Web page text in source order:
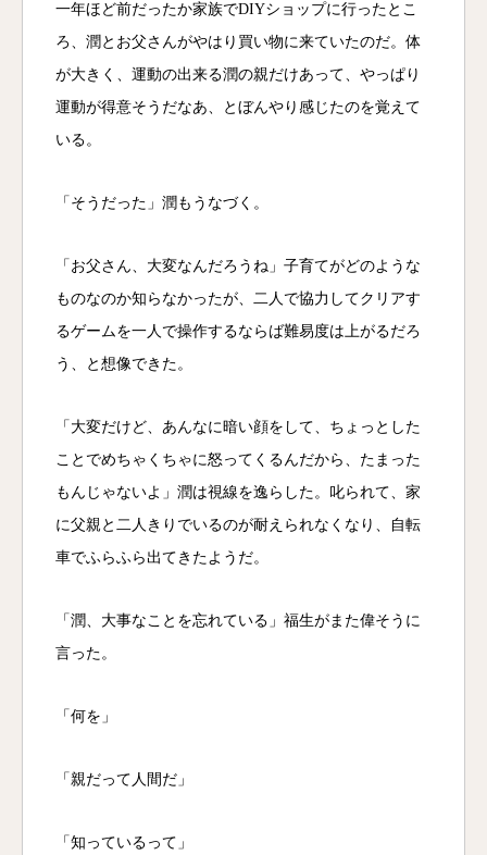
一年ほど前だったか家族でDIYショップに行ったとこ
ろ、潤とお父さんがやはり買い物に来ていたのだ。体
が大きく、運動の出来る潤の親だけあって、やっぱり
運動が得意そうだなあ、とぼんやり感じたのを覚えて
いる。
「そうだった」潤もうなづく。
「お父さん、大変なんだろうね」子育てがどのような
ものなのか知らなかったが、二人で協力してクリアす
るゲームを一人で操作するならば難易度は上がるだろ
う、と想像できた。
「大変だけど、あんなに暗い顔をして、ちょっとした
ことでめちゃくちゃに怒ってくるんだから、たまった
もんじゃないよ」潤は視線を逸らした。叱られて、家
に父親と二人きりでいるのが耐えられなくなり、自転
車でふらふら出てきたようだ。
「潤、大事なことを忘れている」福生がまた偉そうに
言った。
「何を」
「親だって人間だ」
「知っているって」
電話